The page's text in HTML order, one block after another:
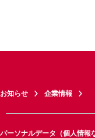
お知らせ 企業情報
パーソナルデータ（個人情報